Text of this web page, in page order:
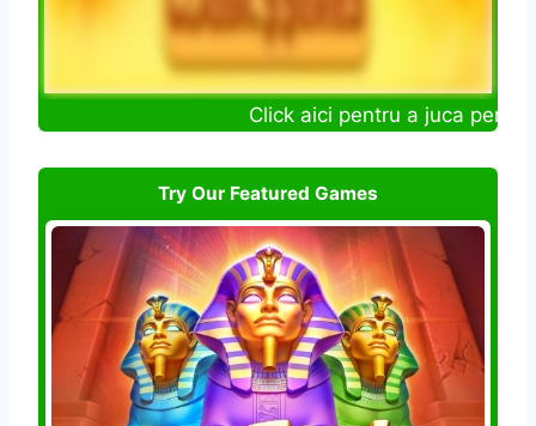
Click aici pentru a juca pentru
Try Our Featured Games